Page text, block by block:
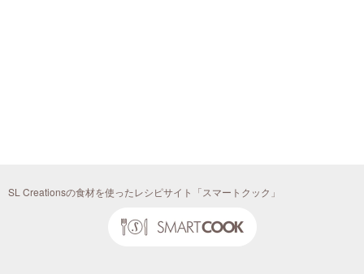
SL Creationsの食材を使ったレシピサイト「スマートクック」